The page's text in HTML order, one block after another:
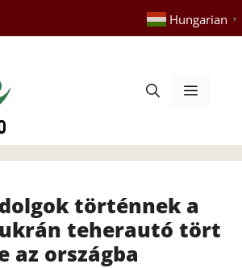
Hungarian ▼
Menü
történnek a
teherautó tört
az országba